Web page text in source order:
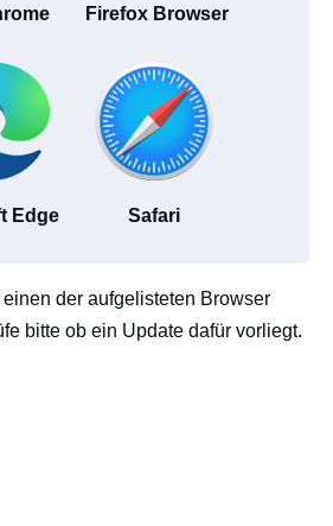
Firefox Browser
Edge Safari
der aufgelisteten Browser
bitte ob ein Update dafür vorliegt.